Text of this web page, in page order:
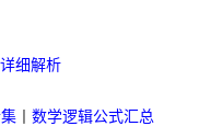
细解析
丨数学逻辑公式汇总